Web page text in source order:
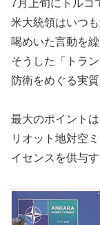
7月上旬にトルコ
米大統領はいつ
喝めいた言動を
そうした「トラ
防衛をめぐる実質
最大のポイント
リオット地対空
イセンスを供与